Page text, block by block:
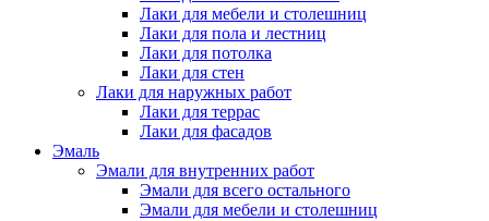
Лаки для мебели и столешниц
Лаки для пола и лестниц
Лаки для потолка
Лаки для стен
Лаки для наружных работ
Лаки для террас
Лаки для фасадов
Эмаль
Эмали для внутренних работ
Эмали для всего остального
Эмали для мебели и столешниц